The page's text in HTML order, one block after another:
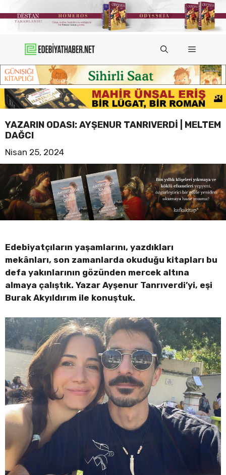
atla
Menü
YAZARIN ODASI: AYŞENUR TANRIVERDI | MELTEM
DAĞCI
Nisan 25, 2024
Edebiyatçıların yaşamlarını, yazdıkları
mekânları, son zamanlarda okuduğu kitapları bu
defa yakınlarının gözünden mercek altına
almaya çalıştık. Yazar Ayşenur Tanrıverdi’yi, eşi
Burak Akyıldırım ile konuştuk.